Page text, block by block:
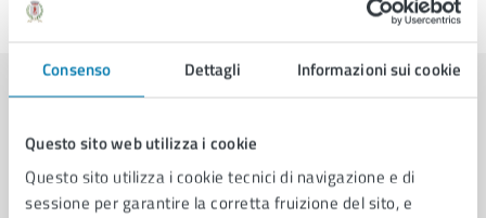
Consenso Dettagli Informazioni sui cookie
Questo sito web utilizza i cookie
Questo sito utilizza i cookie tecnici di navigazione e di
sessione per garantire la corretta fruizione del sito, e
Ultimo aggiornamento:
Contenuti correlati
Amministrazione